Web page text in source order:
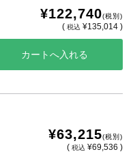
¥122,740(税別)
(税込 ¥135,014 )
¥63,215(税別)
(税込 ¥69,536 )